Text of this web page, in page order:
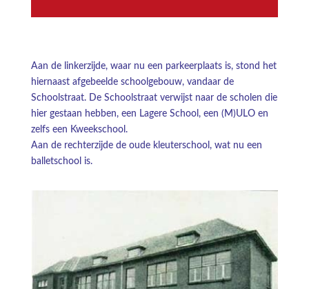
Aan de linkerzijde, waar nu een parkeerplaats is, stond het
hiernaast afgebeelde schoolgebouw, vandaar de
Schoolstraat. De Schoolstraat verwijst naar de scholen die
hier gestaan hebben, een Lagere School, een (M)ULO en
zelfs een Kweekschool.
Aan de rechterzijde de oude kleuterschool, wat nu een
balletschool is.